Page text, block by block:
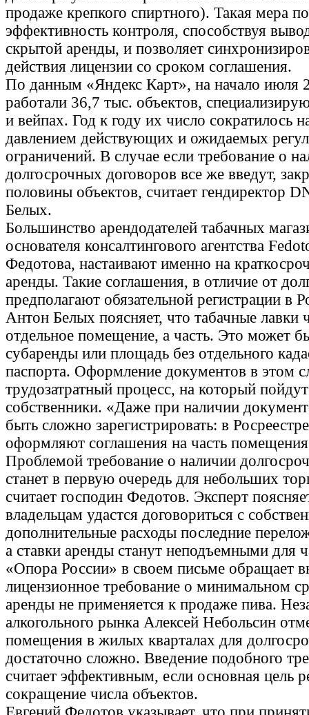
продаже крепкого спиртного). Такая мера
эффективность контроля, способствуя
скрытой аренды, и позволяет
действия лицензии со сроком соглашения.
По данным «Яндекс Карт», на начало июля
работали 36,7 тыс. объектов,
и вейпах. Год к году их число сократилось
давлением действующих и ожидаемых
ограничений. В случае если требование о
долгосрочных договоров все же введут,
половины объектов, считает гендиректор
Белых.
Большинство арендодателей табачных
основателя консалтингового агентства
Федотова, настаивают именно на
аренды. Такие соглашения, в отличие от
предполагают обязательной регистрации в
Антон Белых поясняет, что табачные лавки
отдельное помещение, а часть. Это может
субаренды или площадь без отдельного
паспорта. Оформление документов в этом
трудозатратный процесс, на который
собственники. «Даже при наличии
быть сложно зарегистрировать: в
оформляют соглашения на часть
Проблемой требование о наличии
станет в первую очередь для небольших
считает господин Федотов. Эксперт
владельцам удастся договориться с
дополнительные расходы последние
а ставки аренды станут неподъемными для
«Опора России» в своем письме обращает
лицензионное требование о минимальном
аренды не применяется к продаже пива.
алкогольного рынка Алексей Небольсин
помещения в жилых кварталах для
достаточно сложно. Введение подобного
считает эффективным, если основная цель
сокращение числа объектов.